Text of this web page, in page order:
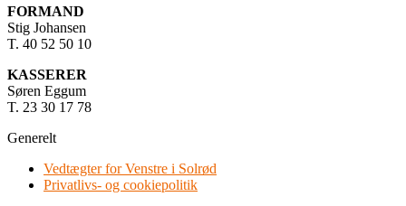
FORMAND
Stig Johansen
T. 40 52 50 10
KASSERER
Søren Eggum
T. 23 30 17 78
Generelt
Vedtægter for Venstre i Solrød
Privatlivs- og cookiepolitik